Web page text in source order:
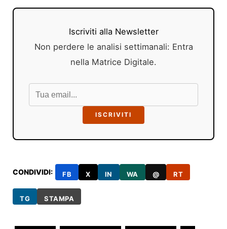
Iscriviti alla Newsletter
Non perdere le analisi settimanali: Entra
nella Matrice Digitale.
ISCRIVITI
CONDIVIDI: FB X IN WA @ RT
TG STAMPA